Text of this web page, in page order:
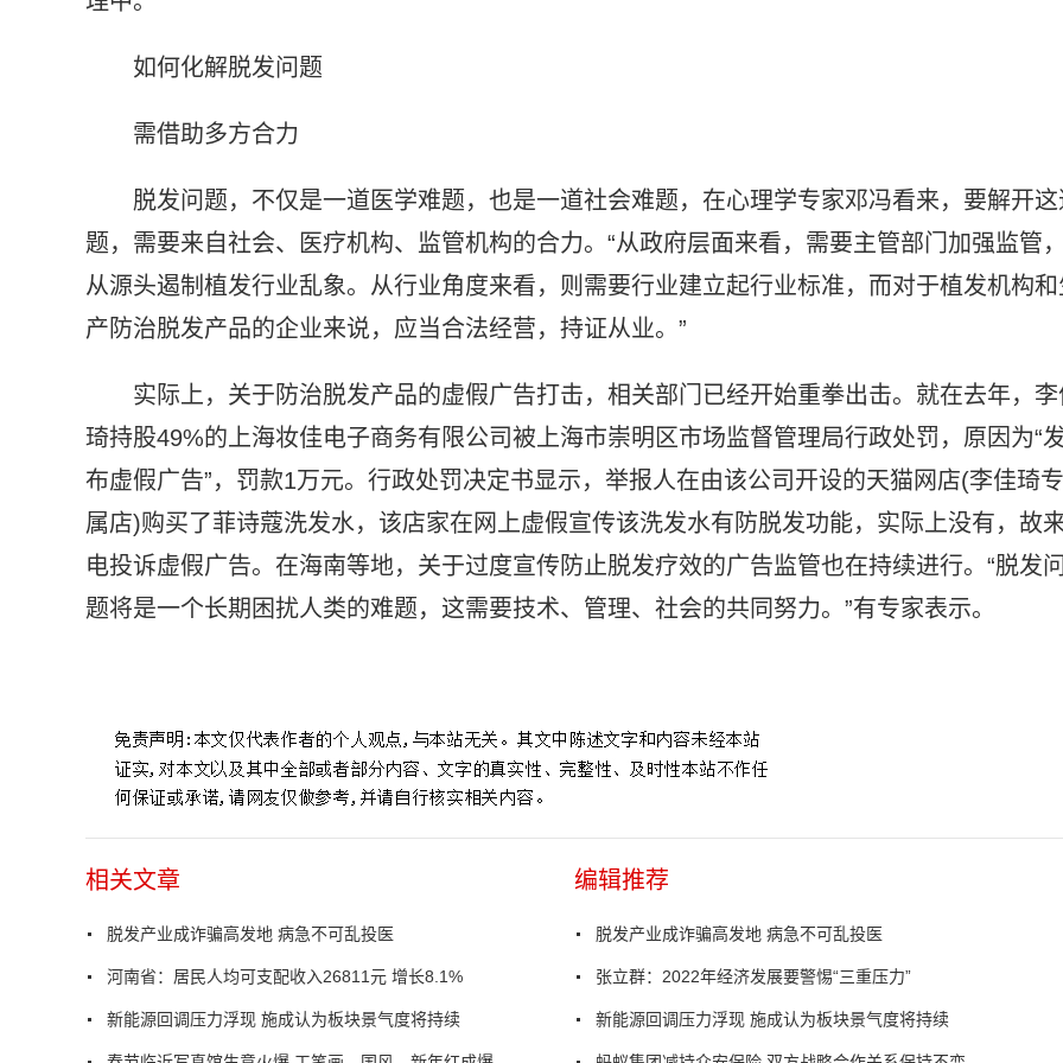
如何化解脱发问题
需借助多方合力
脱发问题，不仅是一道医学难题，也是一道社会难题，在心理学专家邓冯看来，要解开这
题，需要来自社会、医疗机构、监管机构的合力。“从政府层面来看，需要主管部门加强监管，
从源头遏制植发行业乱象。从行业角度来看，则需要行业建立起行业标准，而对于植发机构和
产防治脱发产品的企业来说，应当合法经营，持证从业。”
实际上，关于防治脱发产品的虚假广告打击，相关部门已经开始重拳出击。就在去年，李
琦持股49%的上海妆佳电子商务有限公司被上海市崇明区市场监督管理局行政处罚，原因为“
布虚假广告”，罚款1万元。行政处罚决定书显示，举报人在由该公司开设的天猫网店(李佳琦专
属店)购买了菲诗蔻洗发水，该店家在网上虚假宣传该洗发水有防脱发功能，实际上没有，故
电投诉虚假广告。在海南等地，关于过度宣传防止脱发疗效的广告监管也在持续进行。“脱发问
题将是一个长期困扰人类的难题，这需要技术、管理、社会的共同努力。”有专家表示。
相关文章
脱发产业成诈骗高发地 病急不可乱投医
河南省：居民人均可支配收入26811元 增长8.1%
新能源回调压力浮现 施成认为板块景气度将持续
编辑推荐
脱发产业成诈骗高发地 病急不可乱投医
张立群：2022年经济发展要警惕“三重压力”
新能源回调压力浮现 施成认为板块景气度将持续